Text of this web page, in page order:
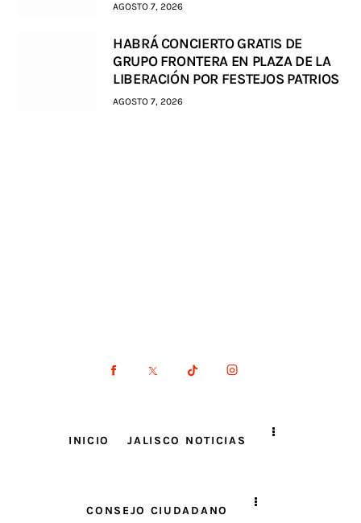
AGOSTO 7, 2026
HABRÁ CONCIERTO GRATIS DE
GRUPO FRONTERA EN PLAZA DE LA
LIBERACIÓN POR FESTEJOS PATRIOS
AGOSTO 7, 2026
INICIO JALISCO NOTICIAS
CONSEJO CIUDADANO